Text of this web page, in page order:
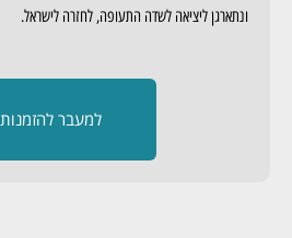
ונתארגן ליציאה לשדה התעופה, לחזרה לישראל.
למעבר להזמנות